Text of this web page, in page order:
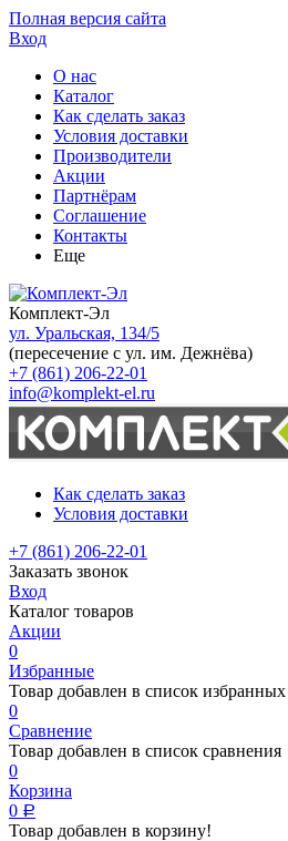
Полная версия сайта
Вход
О нас
Каталог
Как сделать заказ
Условия доставки
Производители
Акции
Партнёрам
Соглашение
Контакты
Еще
Комплект-Эл
ул. Уральская, 134/5
(пересечение с ул. им. Дежнёва)
+7 (861) 206-22-01
info@komplekt-el.ru
Как сделать заказ
Условия доставки
+7 (861) 206-22-01
Заказать звонок
Вход
Каталог товаров
Акции
0
Избранные
Товар добавлен в список избранных
0
Сравнение
Товар добавлен в список сравнения
0
Корзина
0 Р
Товар добавлен в корзину!